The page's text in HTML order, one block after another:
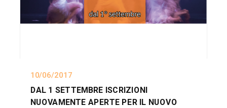
10/06/2017
DAL 1 SETTEMBRE ISCRIZIONI
NUOVAMENTE APERTE PER IL NUOVO